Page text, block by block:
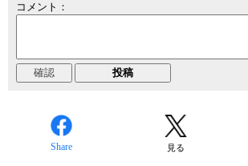
コメント：
Share 見る